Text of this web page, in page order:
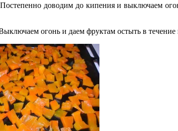
доводим до кипения и выключаем
огонь и даем фруктам остыть в течение